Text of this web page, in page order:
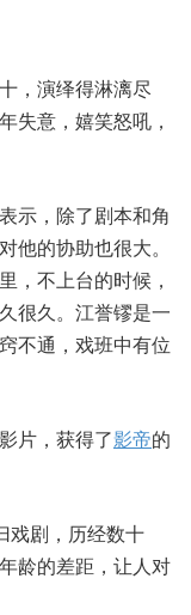
，演绎得淋漓尽
失意，嬉笑怒吼，
示，除了剧本和角
他的协助也很大。
，不上台的时候，
很久。江誉镠是一
不通，戏班中有位
片，获得了影帝的
戏剧，历经数十
龄的差距，让人对